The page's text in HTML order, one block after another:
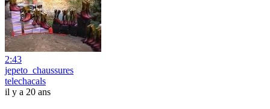
2:43
jepeto_chaussures
telechacals
il y a 20 ans